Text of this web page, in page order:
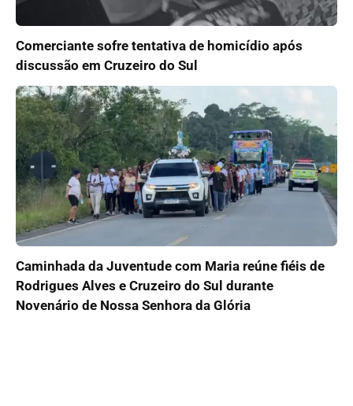
Comerciante sofre tentativa de homicídio após
discussão em Cruzeiro do Sul
Caminhada da Juventude com Maria reúne fiéis de
Rodrigues Alves e Cruzeiro do Sul durante
Novenário de Nossa Senhora da Glória